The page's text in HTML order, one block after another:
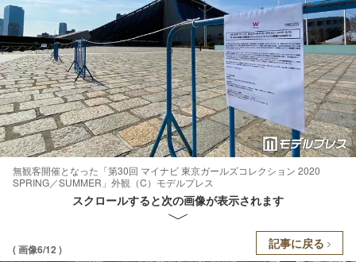
無観客開催となった「第30回 マイナビ 東京ガールズコレクション 2020
SPRING／SUMMER」外観（C）モデルプレス
スクロールすると次の画像が表示されます
( 画像6/12 ) 記事に戻る